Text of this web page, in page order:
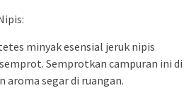
minyak esensial jeruk nipis
Semprotkan campuran ini di
aroma segar di ruangan.